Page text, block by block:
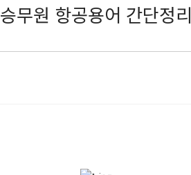
승무원 항공용어 간단정리